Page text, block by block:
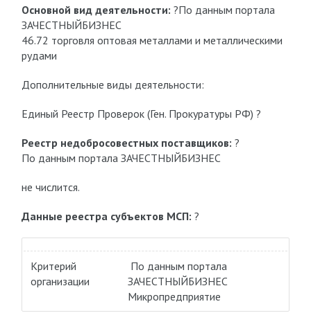
Основной вид деятельности: ?По данным портала
ЗАЧЕСТНЫЙБИЗНЕС
46.72 торговля оптовая металлами и металлическими
рудами
Дополнительные виды деятельности:
Единый Реестр Проверок (Ген. Прокуратуры РФ) ?
Реестр недобросовестных поставщиков: ?
По данным портала ЗАЧЕСТНЫЙБИЗНЕС
не числится.
Данные реестра субъектов МСП: ?
Критерий
организации
По данным портала
ЗАЧЕСТНЫЙБИЗНЕС
Микропредприятие